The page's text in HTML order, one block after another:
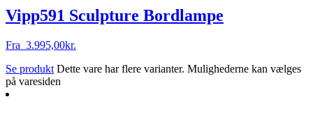
Vipp591 Sculpture Bordlampe
Fra 3.995,00kr.
Se produkt Dette vare har flere varianter. Mulighederne kan vælges
på varesiden